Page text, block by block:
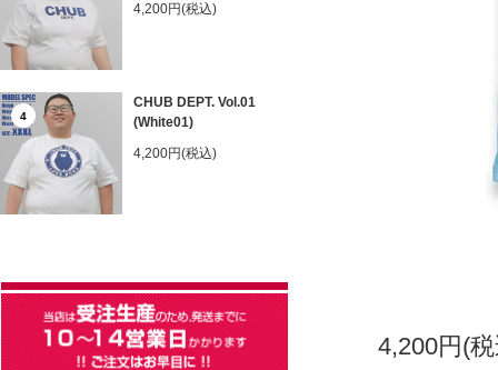
4,200円(税込)
4
CHUB DEPT. Vol.01
(White01)
4,200円(税込)
4,200円(